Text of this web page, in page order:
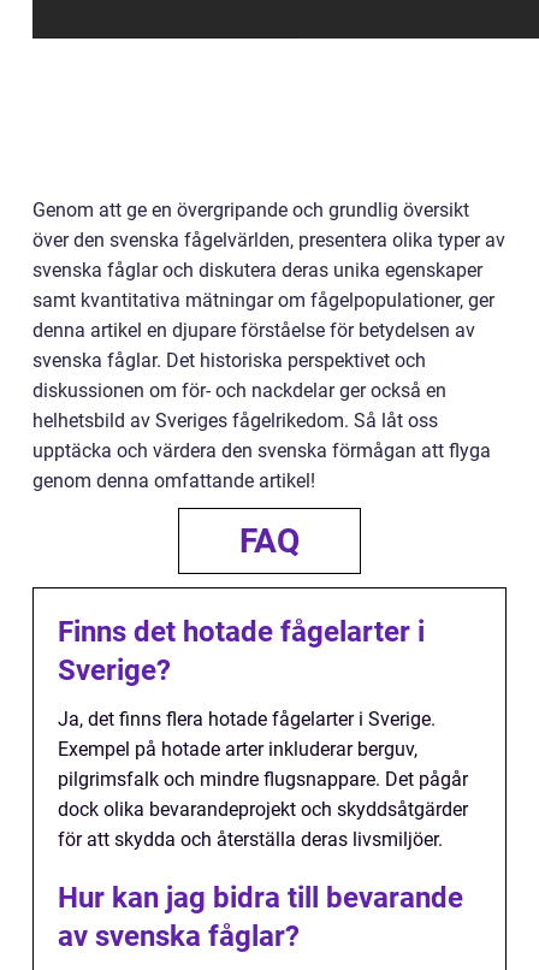
Genom att ge en övergripande och grundlig översikt
över den svenska fågelvärlden, presentera olika typer av
svenska fåglar och diskutera deras unika egenskaper
samt kvantitativa mätningar om fågelpopulationer, ger
denna artikel en djupare förståelse för betydelsen av
svenska fåglar. Det historiska perspektivet och
diskussionen om för- och nackdelar ger också en
helhetsbild av Sveriges fågelrikedom. Så låt oss
upptäcka och värdera den svenska förmågan att flyga
genom denna omfattande artikel!
FAQ
Finns det hotade fågelarter i
Sverige?
Ja, det finns flera hotade fågelarter i Sverige.
Exempel på hotade arter inkluderar berguv,
pilgrimsfalk och mindre flugsnappare. Det pågår
dock olika bevarandeprojekt och skyddsåtgärder
för att skydda och återställa deras livsmiljöer.
Hur kan jag bidra till bevarande
av svenska fåglar?